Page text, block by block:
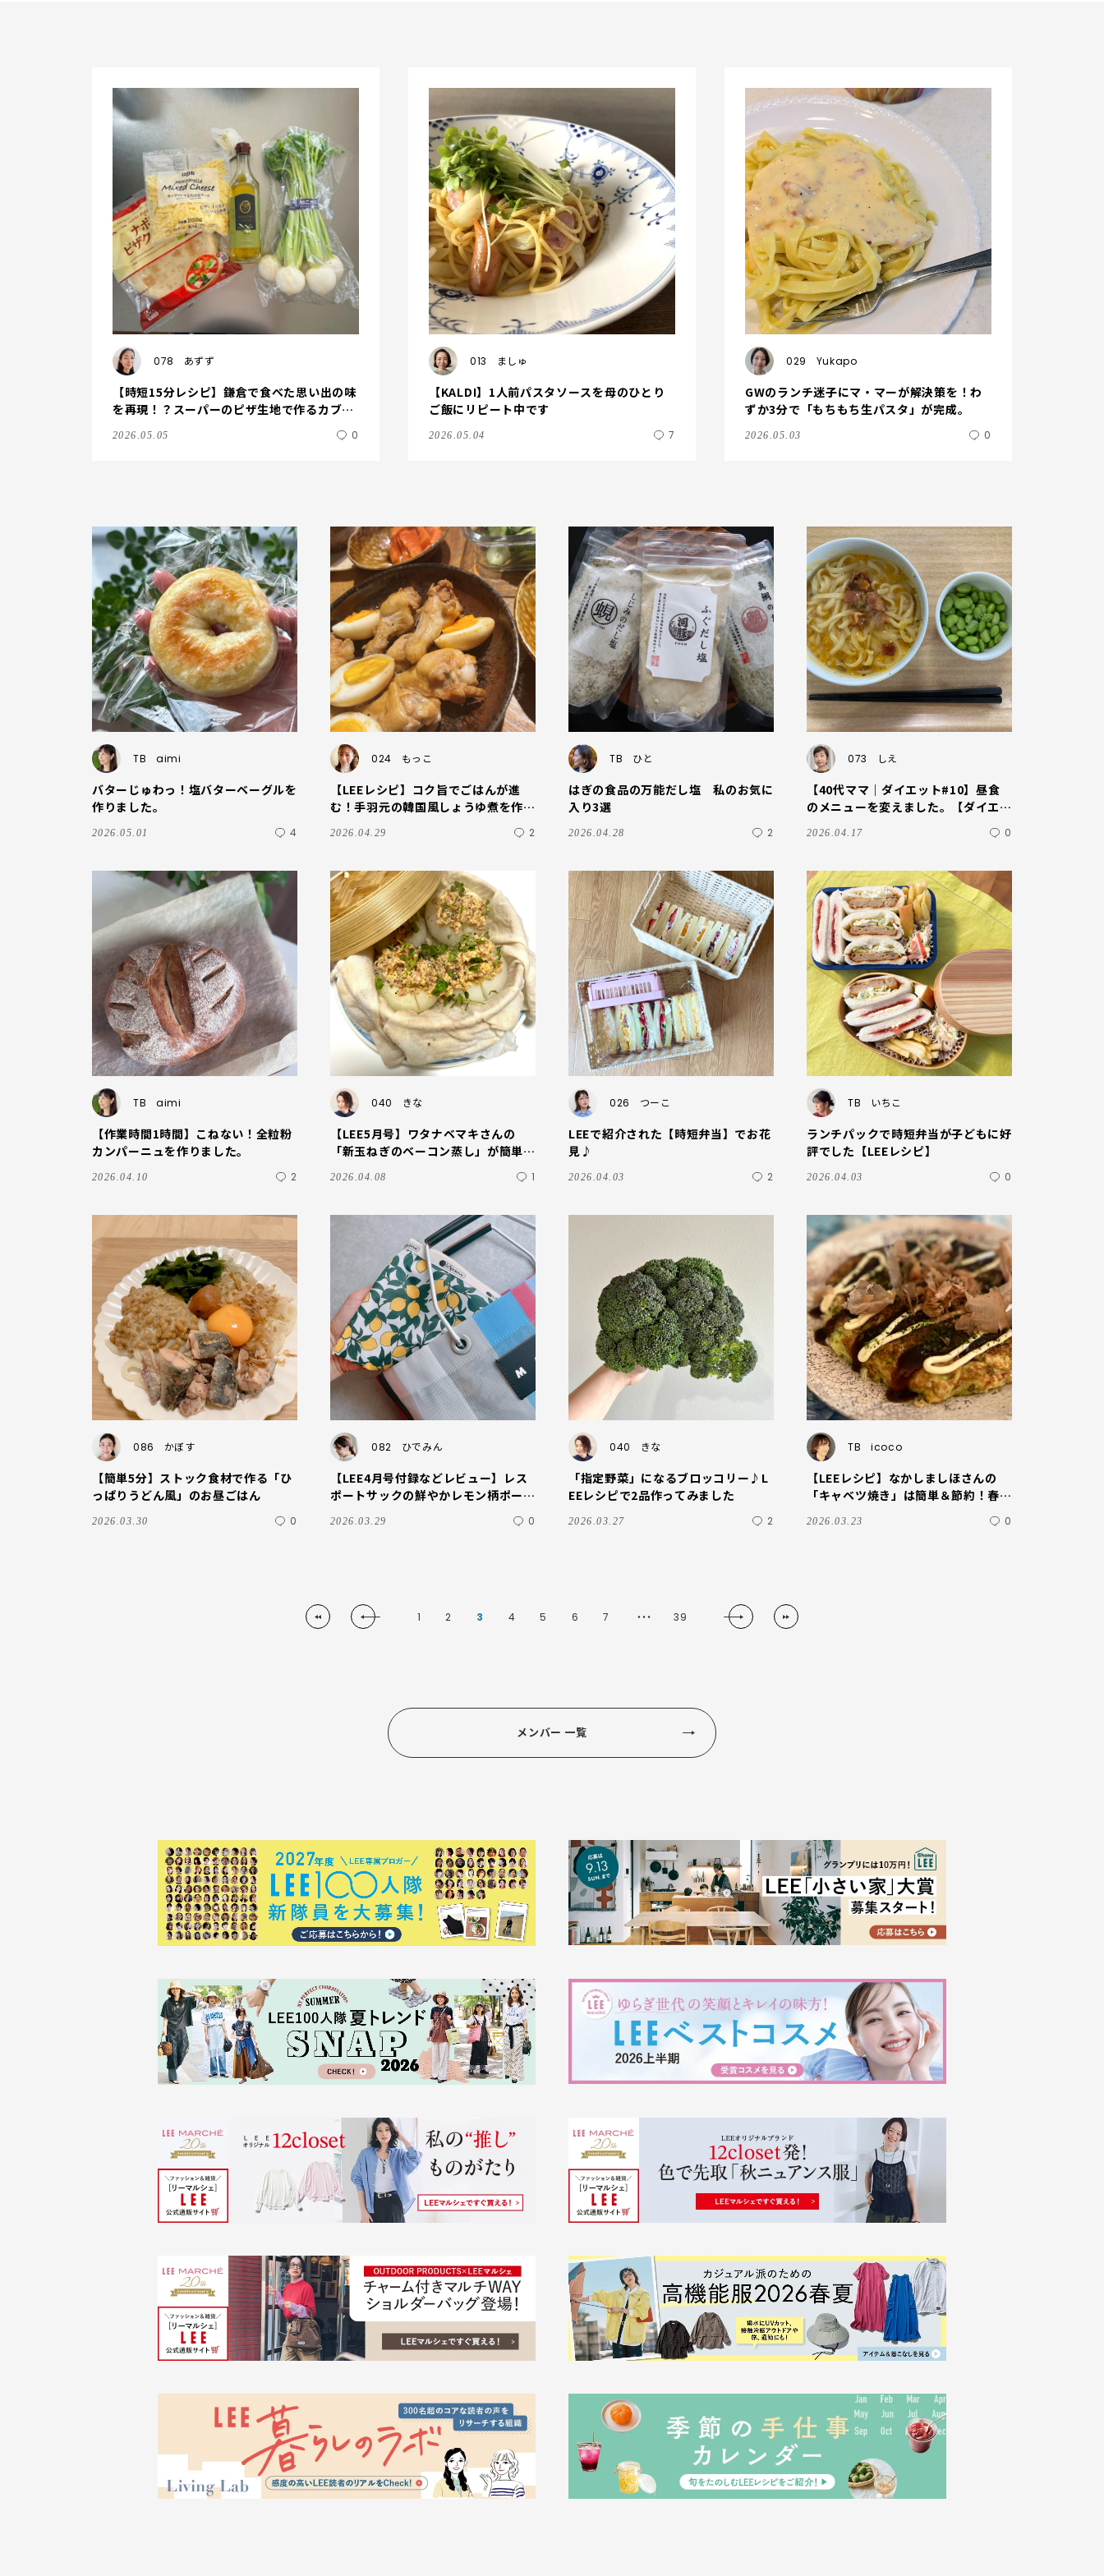
078 あずず
【時短15分レシピ】鎌倉で食べた思い出の味
を再現！？スーパーのピザ生地で作るカブピ
ザ。素材を活かしたシンプルな味付けがポイ
ント！
2026.05.05 0
013 ましゅ
【KALDI】1人前パスタソースを母のひとり
ご飯にリピート中です
2026.05.04 7
029 Yukapo
GWのランチ迷子にマ・マーが解決策を！わ
ずか3分で「もちもち生パスタ」が完成。
2026.05.03 0
TB aimi
バターじゅわっ！塩バターベーグルを
作りました。
2026.05.01 4
024 もっこ
【LEEレシピ】コク旨でごはんが進
む！手羽元の韓国風しょうゆ煮を作っ
2026.04.29 2
TB ひと
はぎの食品の万能だし塩 私のお気に
入り3選
2026.04.28 2
073 しえ
【40代ママ｜ダイエット#10】昼食
のメニューを変えました。【ダイエッ
2026.04.17 0
TB aimi
【作業時間1時間】こねない！全粒粉
カンパーニュを作りました。
2026.04.10 2
040 きな
【LEE5月号】ワタナベマキさんの
「新玉ねぎのベーコン蒸し」が簡単お
2026.04.08 1
026 つーこ
LEEで紹介された【時短弁当】でお花
見♪
2026.04.03 2
TB いちこ
ランチパックで時短弁当が子どもに好
評でした【LEEレシピ】
2026.04.03 0
086 かぼす
【簡単5分】ストック食材で作る「ひ
っぱりうどん風」のお昼ごはん
2026.03.30 0
082 ひでみん
【LEE4月号付録などレビュー】レス
ポートサックの鮮やかレモン柄ポーチ
2026.03.29 0
040 きな
「指定野菜」になるブロッコリー♪L
EEレシピで2品作ってみました
2026.03.27 2
TB icoco
【LEEレシピ】なかしましほさんの
「キャベツ焼き」は簡単＆節約！春休
2026.03.23 0
1 2 3 4 5 6 7 ・・・ 39
メンバー 一覧